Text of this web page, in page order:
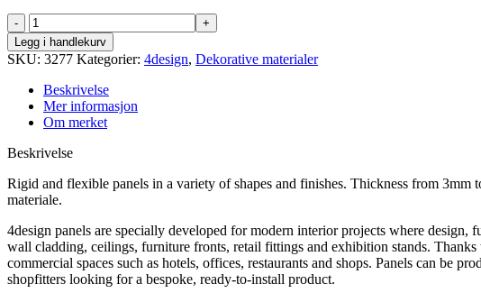
Wave
P8
antall
Legg i handlekurv
SKU: 3277 Kategorier: 4design, Dekorative materialer
Beskrivelse
Mer informasjon
Om merket
Beskrivelse
Rigid and flexible panels in a variety of shapes and finishes. Thickness from
materiale.
4design panels are specially developed for modern interior projects where
wall cladding, ceilings, furniture fronts, retail fittings and exhibition stands.
commercial spaces such as hotels, offices, restaurants and shops. Panels can be
shopfitters looking for a bespoke, ready-to-install product.